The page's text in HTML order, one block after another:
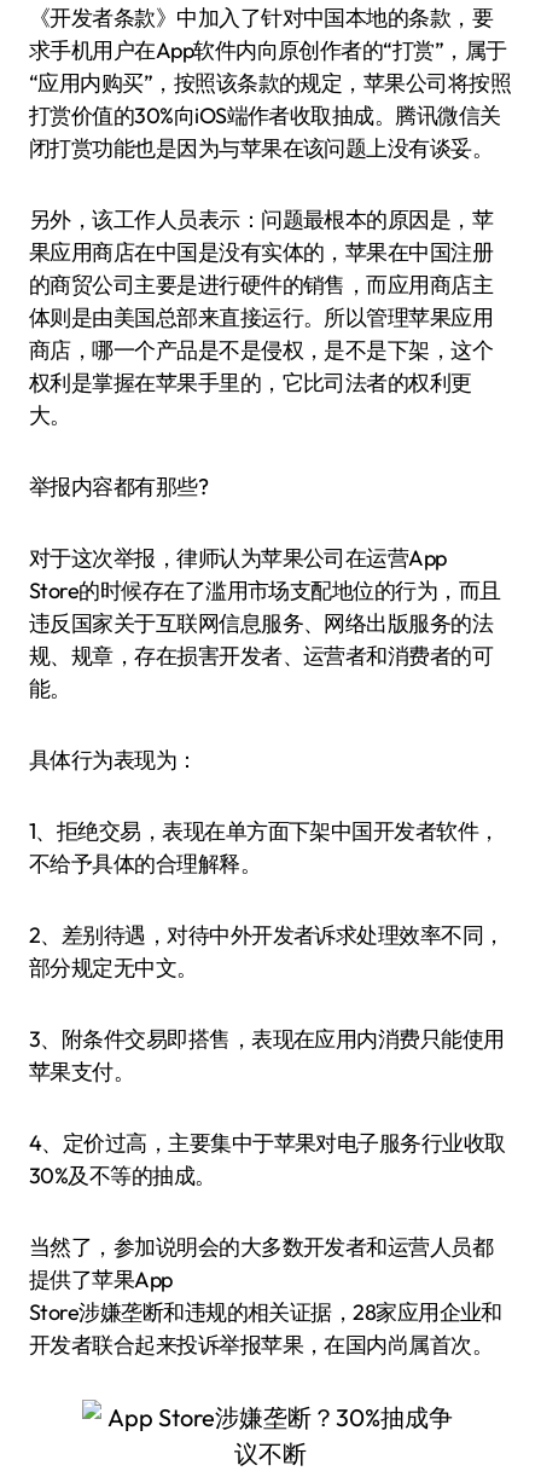
《开发者条款》中加入了针对中国本地的条款，要
求手机用户在App软件内向原创作者的“打赏”，属于
“应用内购买”，按照该条款的规定，苹果公司将按照
打赏价值的30%向iOS端作者收取抽成。腾讯微信关
闭打赏功能也是因为与苹果在该问题上没有谈妥。
另外，该工作人员表示：问题最根本的原因是，苹
果应用商店在中国是没有实体的，苹果在中国注册
的商贸公司主要是进行硬件的销售，而应用商店主
体则是由美国总部来直接运行。所以管理苹果应用
商店，哪一个产品是不是侵权，是不是下架，这个
权利是掌握在苹果手里的，它比司法者的权利更
大。
举报内容都有那些?
对于这次举报，律师认为苹果公司在运营App
Store的时候存在了滥用市场支配地位的行为，而且
违反国家关于互联网信息服务、网络出版服务的法
规、规章，存在损害开发者、运营者和消费者的可
能。
具体行为表现为：
1、拒绝交易，表现在单方面下架中国开发者软件，
不给予具体的合理解释。
2、差别待遇，对待中外开发者诉求处理效率不同，
部分规定无中文。
3、附条件交易即搭售，表现在应用内消费只能使用
苹果支付。
4、定价过高，主要集中于苹果对电子服务行业收取
30%及不等的抽成。
当然了，参加说明会的大多数开发者和运营人员都
提供了苹果App
Store涉嫌垄断和违规的相关证据，28家应用企业和
开发者联合起来投诉举报苹果，在国内尚属首次。